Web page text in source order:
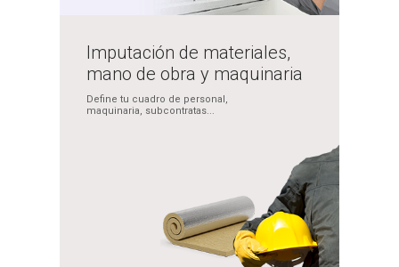
Imputación de materiales,
mano de obra y maquinaria
Define tu cuadro de personal,
maquinaria, subcontratas...